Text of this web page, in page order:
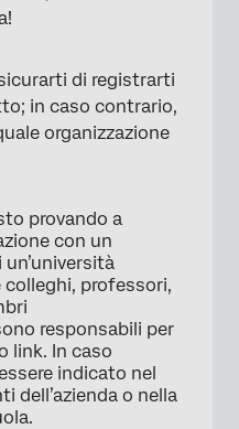
di registrarti
in caso contrario,
organizzazione
provando a
con un
professori,
responsabili per
link. In caso
indicato nel
dell’azienda o nella